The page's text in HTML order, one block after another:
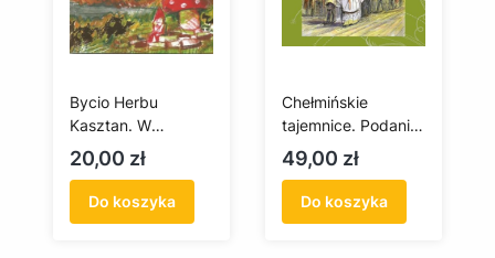
Bycio Herbu
Kasztan. W
błękitnej krainie /
Bëtk w mòdri
krôjnie + płyta CD
Cena
20,00 zł
Do koszyka
Chełmińskie
tajemnice. Podania
z ziemi
chełmińskiej,
lubawskiej i
michałowskiej
Cena
49,00 zł
Do koszyka